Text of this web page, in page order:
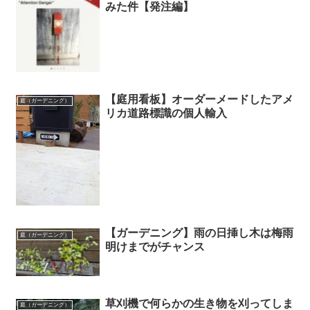
みた件【発注編】
庭（ガーデニング）
【庭用看板】オーダーメードしたアメ
リカ道路標識の個人輸入
庭（ガーデニング）
【ガーデニング】雨の日挿し木は梅雨
明けまでがチャンス
庭（ガーデニング）
草刈機で何らかの生き物を刈ってしま